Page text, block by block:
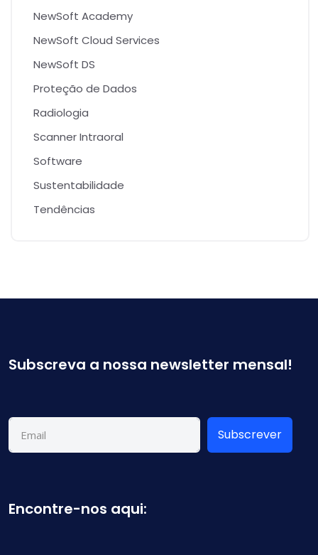
NewSoft Academy
NewSoft Cloud Services
NewSoft DS
Proteção de Dados
Radiologia
Scanner Intraoral
Software
Sustentabilidade
Tendências
Subscreva a nossa newsletter mensal!
Subscrever
Encontre-nos aqui: